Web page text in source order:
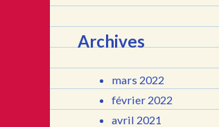
Archives
mars 2022
février 2022
avril 2021